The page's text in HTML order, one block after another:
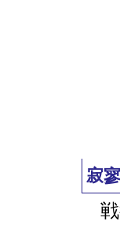
寂
戦